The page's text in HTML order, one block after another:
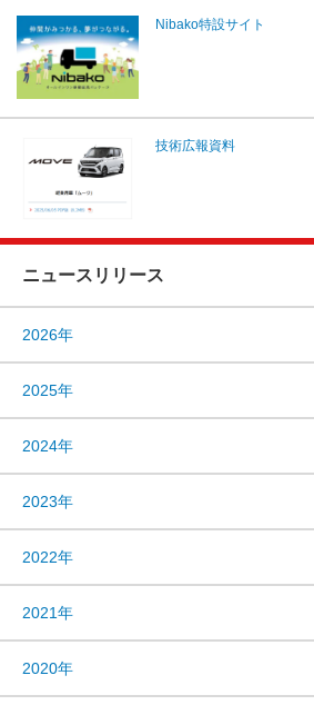
Nibako特設サイト
技術広報資料
ニュースリリース
2026年
2025年
2024年
2023年
2022年
2021年
2020年